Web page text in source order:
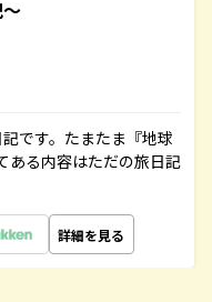
です。たまたま『地球
ある内容はただの旅日記
詳細を見る